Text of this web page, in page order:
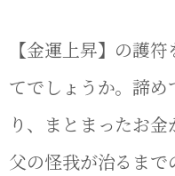
【金運上昇】の護
てでしょうか。諦
り、まとまったお
父の怪我が治るまで